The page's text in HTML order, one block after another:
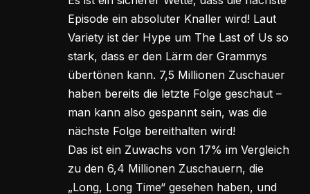
Episode ein absoluter Knaller wird! Laut
Variety ist der Hype um The Last of Us so
stark, dass er den Lärm der Grammys
übertönen kann. 7,5 Millionen Zuschauer
haben bereits die letzte Folge geschaut –
man kann also gespannt sein, was die
nächste Folge bereithalten wird!
Das ist ein Zuwachs von 17% im Vergleich
zu den 6,4 Millionen Zuschauern, die
„Long, Long Time“ gesehen haben, und